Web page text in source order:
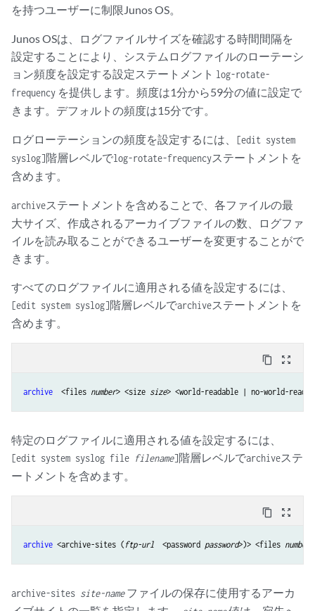
を持つユーザーに制限Junos OS。
Junos OSは、ログファイルサイズを確認する時間間隔を
設定することにより、システムログファイルのローテーシ
ョン頻度を設定する設定ステートメント log-rotate-
frequency を提供します。頻度は1分から59分の値に設定で
きます。デフォルトの頻度は15分です。
ログローテーションの頻度を設定するには、
[edit system
syslog]階層レベルでlog-rotate-frequencyステートメントを
含めます。
archiveステートメントを含めることで、各ファイルの最
大サイズ、作成されるアーカイブファイルの数、ログファ
イルを読み取ることができるユーザーを変更することがで
きます。
すべてのログファイルに適用される値を設定するには、
[edit system syslog]階層レベルでarchiveステートメントを
含めます。
content_copy zoom_out_map
archive
  <files
number> <size size
特定のログファイルに適用される値を設定するには、
[edit system syslog file filename]階層レベルでarchiveステ
ートメントを含めます。
content_copy zoom_out_map
archive <archive-sites ( ftp-url
  <password
password>)> <files number
archive-sites site-nameファイルの保存に使用するアーカ